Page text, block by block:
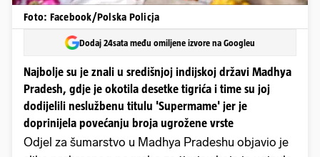
Foto: Facebook/Polska Policja
Dodaj 24sata među omiljene izvore na Googleu
Najbolje su je znali u središnjoj indijskoj državi Madhya
Pradesh, gdje je okotila desetke tigrića i time su joj
dodijelili neslužbenu titulu 'Supermame' jer je
doprinijela povećanju broja ugrožene vrste
Odjel za šumarstvo u Madhya Pradeshu objavio je